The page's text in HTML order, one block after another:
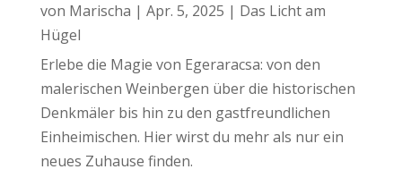
von Marischa | Apr. 5, 2025 | Das Licht am
Hügel
Erlebe die Magie von Egeraracsa: von den
malerischen Weinbergen über die historischen
Denkmäler bis hin zu den gastfreundlichen
Einheimischen. Hier wirst du mehr als nur ein
neues Zuhause finden.